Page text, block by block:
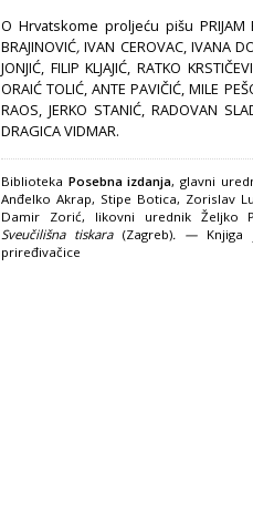
O Hrvatskome proljeću pišu PRIJAM
BRAJINOVIĆ,IVAN CEROVAC, IVANA
JONJIĆ, FILIP KLJAJIĆ, RATKO
ORAIĆ TOLIĆ, ANTE PAVIČIĆ, MILE
RAOS, JERKO STANIĆ, RADOVAN
DRAGICA VIDMAR.
Biblioteka Posebna izdanja, glavni
Anđelko Akrap, Stipe Botica, Zorislav
Damir Zorić, likovni urednik Željko
Sveučilišna tiskara (Zagreb). —
priređivačice